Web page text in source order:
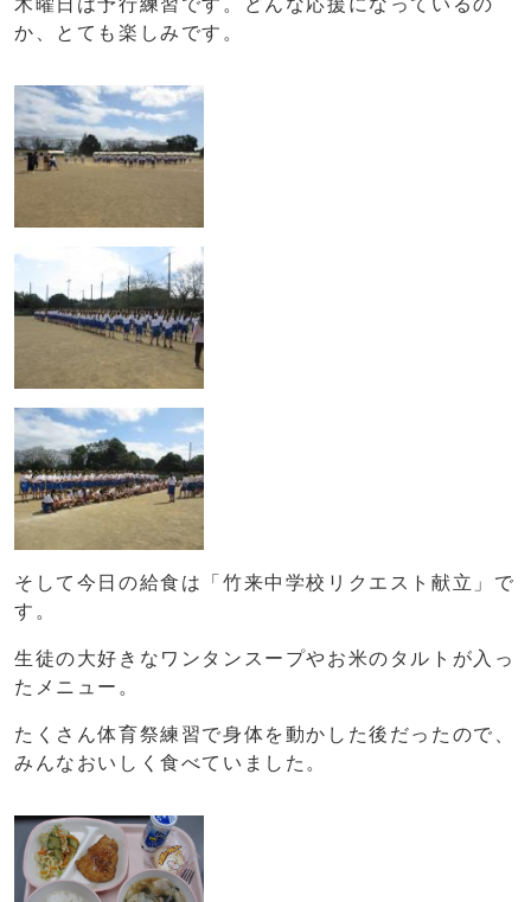
木曜日は予行練習です。どんな応援になっているの
か、とても楽しみです。
そして今日の給食は「竹来中学校リクエスト献立」で
す。
生徒の大好きなワンタンスープやお米のタルトが入っ
たメニュー。
たくさん体育祭練習で身体を動かした後だったので、
みんなおいしく食べていました。